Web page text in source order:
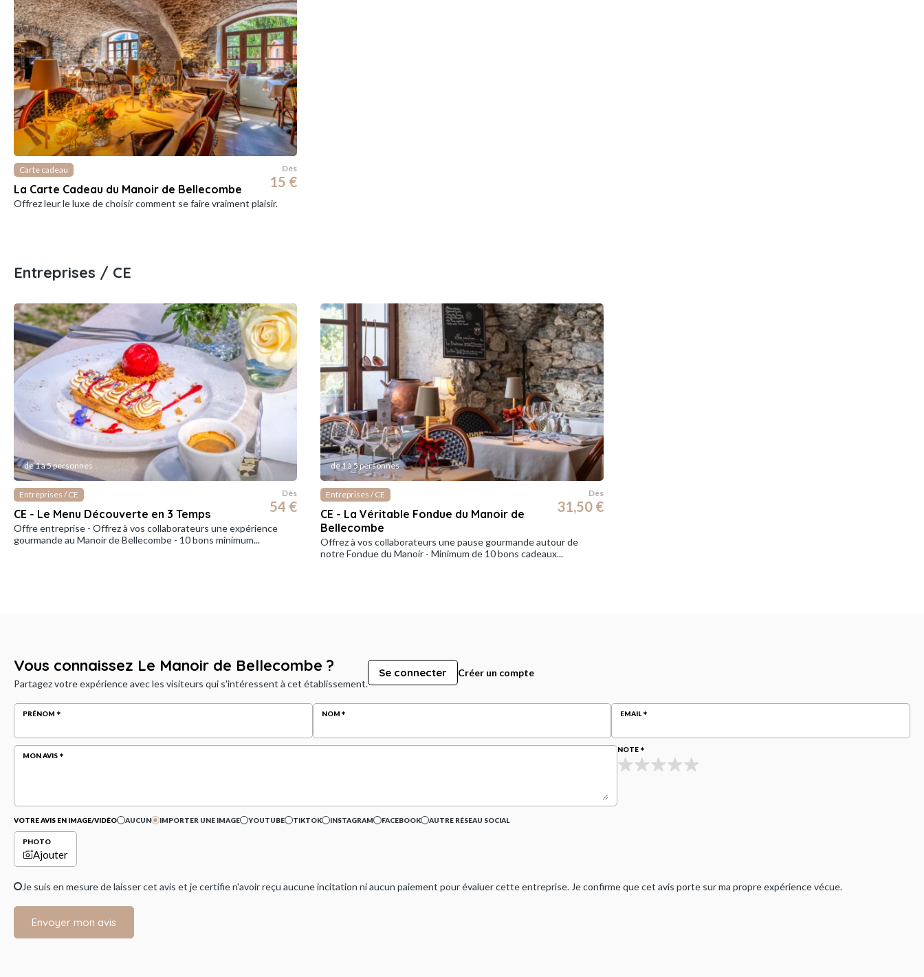
Carte cadeau
La Carte Cadeau du Manoir de Bellecombe
Dès
15 €
Offrez leur le luxe de choisir comment se faire vraiment plaisir.
Entreprises / CE
de 1 à 5 personnes
Entreprises / CE
CE - Le Menu Découverte en 3 Temps
Dès
54 €
Offre entreprise - Offrez à vos collaborateurs une expérience
gourmande au Manoir de Bellecombe - 10 bons minimum...
de 1 à 5 personnes
Entreprises / CE
CE - La Véritable Fondue du Manoir de
Bellecombe
Dès
31,50 €
Offrez à vos collaborateurs une pause gourmande autour de
notre Fondue du Manoir - Minimum de 10 bons cadeaux...
Vous connaissez Le Manoir de Bellecombe ?
Partagez votre expérience avec les visiteurs qui s'intéressent à cet établissement.
Se connecter Créer un compte
PRÉNOM NOM EMAIL
MON AVIS
NOTE
VOTRE AVIS EN IMAGE/VIDÉO AUCUN IMPORTER UNE IMAGE YOUTUBE TIKTOK INSTAGRAM FACEBOOK AUTRE RÉSEAU SOCIAL
PHOTO
Ajouter
Je suis en mesure de laisser cet avis et je certifie n'avoir reçu aucune incitation ni aucun paiement pour évaluer cette entreprise. Je confirme que cet avis porte sur ma propre expérience vécue.
Envoyer mon avis